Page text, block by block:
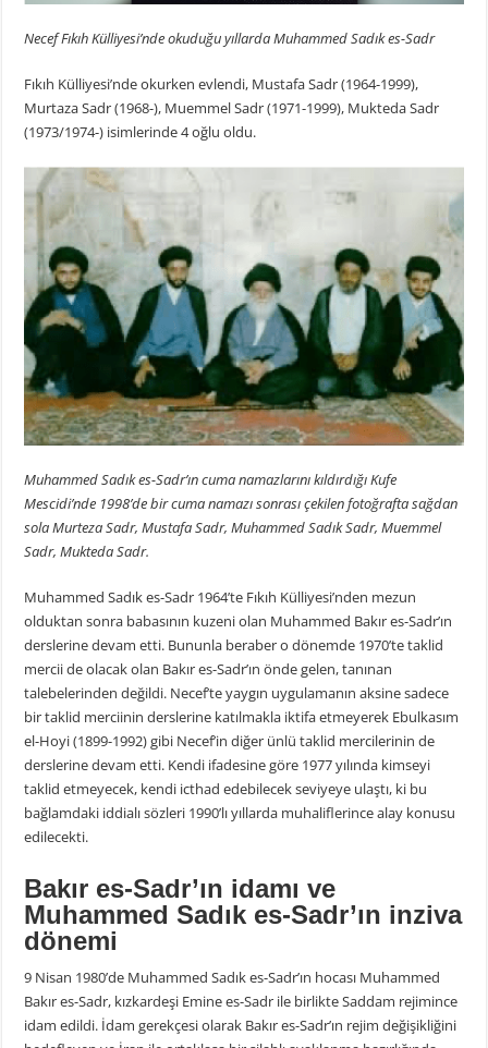
Necef Fıkıh Külliyesi’nde okuduğu yıllarda Muhammed Sadık es-Sadr
Fıkıh Külliyesi’nde okurken evlendi, Mustafa Sadr (1964-1999),
Murtaza Sadr (1968-), Muemmel Sadr (1971-1999), Mukteda Sadr
(1973/1974-) isimlerinde 4 oğlu oldu.
Muhammed Sadık es-Sadr’ın cuma namazlarını kıldırdığı Kufe
Mescidi’nde 1998’de bir cuma namazı sonrası çekilen fotoğrafta sağdan
sola Murteza Sadr, Mustafa Sadr, Muhammed Sadık Sadr, Muemmel
Sadr, Mukteda Sadr.
Muhammed Sadık es-Sadr 1964’te Fıkıh Külliyesi’nden mezun
olduktan sonra babasının kuzeni olan Muhammed Bakır es-Sadr’ın
derslerine devam etti. Bununla beraber o dönemde 1970’te taklid
mercii de olacak olan Bakır es-Sadr’ın önde gelen, tanınan
talebelerinden değildi. Necef’te yaygın uygulamanın aksine sadece
bir taklid merciinin derslerine katılmakla iktifa etmeyerek Ebulkasım
el-Hoyi (1899-1992) gibi Necef’in diğer ünlü taklid mercilerinin de
derslerine devam etti. Kendi ifadesine göre 1977 yılında kimseyi
taklid etmeyecek, kendi icthad edebilecek seviyeye ulaştı, ki bu
bağlamdaki iddialı sözleri 1990’lı yıllarda muhaliflerince alay konusu
edilecekti.
Bakır es-Sadr’ın idamı ve
Muhammed Sadık es-Sadr’ın inziva
dönemi
9 Nisan 1980’de Muhammed Sadık es-Sadr’ın hocası Muhammed
Bakır es-Sadr, kızkardeşi Emine es-Sadr ile birlikte Saddam rejimince
idam edildi. İdam gerekçesi olarak Bakır es-Sadr’ın rejim değişikliğini